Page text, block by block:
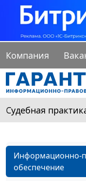
Компания
Судебная
Информационно-
обеспечение